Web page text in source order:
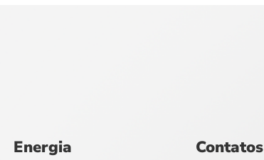
Energia Contatos